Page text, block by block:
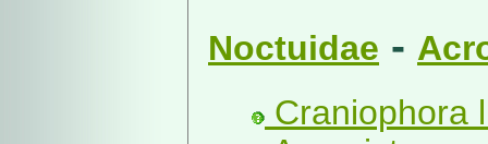
Noctuidae -
Craniophora